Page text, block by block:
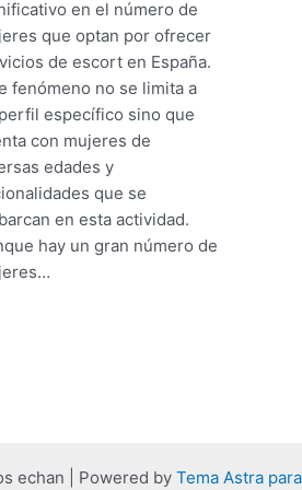
en el número de
que optan por ofrecer
de escort en España.
fenómeno no se limita a
específico sino que
con mujeres de
edades y
que se
en esta actividad.
hay un gran número de
echan | Powered by Tema Astra